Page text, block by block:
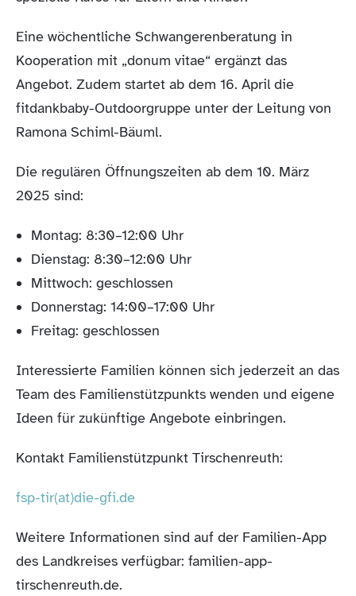
Eine wöchentliche Schwangerenberatung in
Kooperation mit „donum vitae“ ergänzt das
Angebot. Zudem startet ab dem 16. April die
fitdankbaby-Outdoorgruppe unter der Leitung von
Ramona Schiml-Bäuml.
Die regulären Öffnungszeiten ab dem 10. März
2025 sind:
Montag: 8:30–12:00 Uhr
Dienstag: 8:30–12:00 Uhr
Mittwoch: geschlossen
Donnerstag: 14:00–17:00 Uhr
Freitag: geschlossen
Interessierte Familien können sich jederzeit an das
Team des Familienstützpunkts wenden und eigene
Ideen für zukünftige Angebote einbringen.
Kontakt Familienstützpunkt Tirschenreuth:
fsp-tir(at)die-gfi.de
Weitere Informationen sind auf der Familien-App
des Landkreises verfügbar: familien-app-
tirschenreuth.de.